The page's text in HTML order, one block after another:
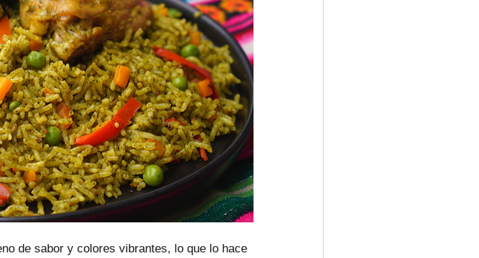
de sabor y colores vibrantes, lo que lo hace